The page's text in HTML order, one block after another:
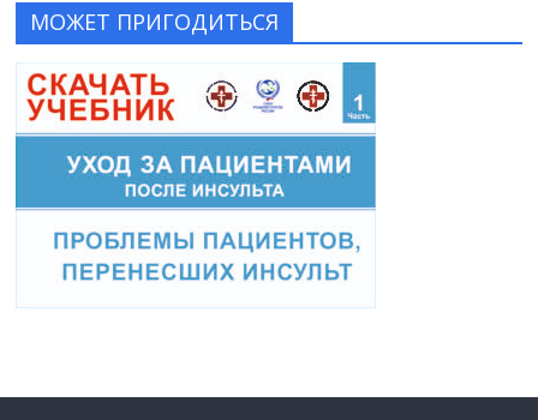
МОЖЕТ ПРИГОДИТЬСЯ